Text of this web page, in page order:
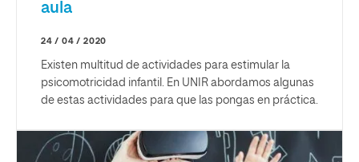
aula
24 / 04 / 2020
Existen multitud de actividades para estimular la
psicomotricidad infantil. En UNIR abordamos algunas
de estas actividades para que las pongas en práctica.